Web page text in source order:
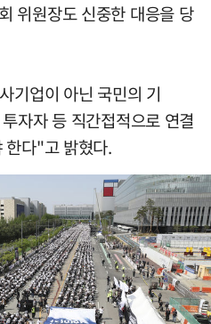
위원장도 신중한 대응을 당
기업이 아닌 국민의 기
자자 등 직간접적으로 연결
한다"고 밝혔다.